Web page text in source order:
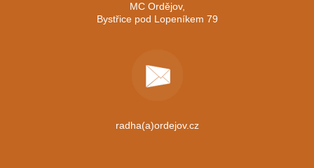
MC Ordějov,
Bystřice pod Lopeníkem 79
radha(a)ordejov.cz